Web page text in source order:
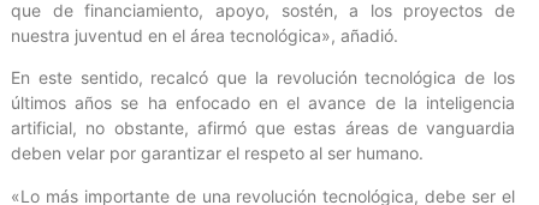
que de financiamiento, apoyo, sostén, a los proyectos de
nuestra juventud en el área tecnológica», añadió.
En este sentido, recalcó que la revolución tecnológica de los
últimos años se ha enfocado en el avance de la inteligencia
artificial, no obstante, afirmó que estas áreas de vanguardia
deben velar por garantizar el respeto al ser humano.
«Lo más importante de una revolución tecnológica, debe ser el